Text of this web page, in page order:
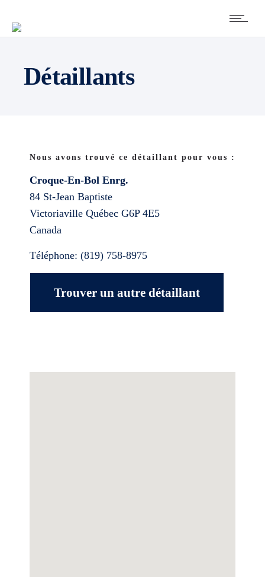
Détaillants
Nous avons trouvé ce détaillant pour vous :
Croque-En-Bol Enrg.
84 St-Jean Baptiste
Victoriaville Québec G6P 4E5
Canada
Téléphone: (819) 758-8975
Trouver un autre détaillant